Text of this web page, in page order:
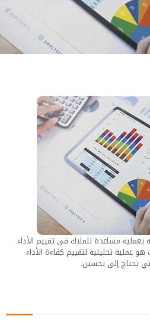
بعمليه مساعدة للملاك فى تقييم الأداء
هو عملية تحليلية لتقييم كفاءة الأداء
تحتاج إلى تحسين.